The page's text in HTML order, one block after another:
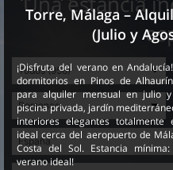
Torre, Málaga –
(Julio y
¡Disfruta del verano en
dormitorios en Pinos de
para alquiler mensual en julio
piscina privada, jardín
interiores elegantes totalmente
ideal cerca del aeropuerto de
Costa del Sol. Estancia
verano ideal!